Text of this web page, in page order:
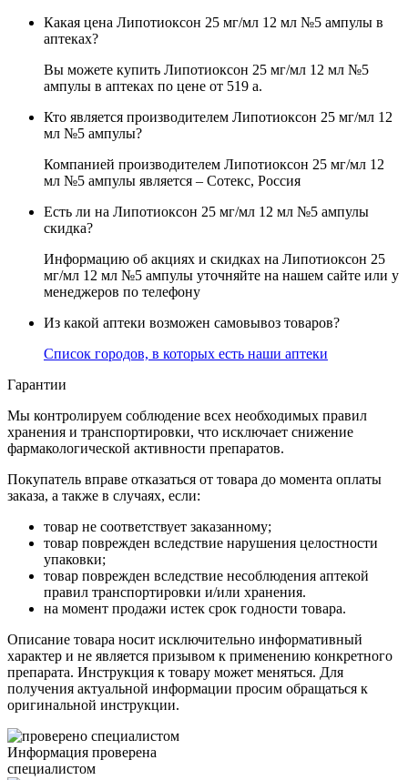
Какая цена Липотиоксон 25 мг/мл 12 мл №5 ампулы в
аптеках?
Вы можете купить Липотиоксон 25 мг/мл 12 мл №5
ампулы в аптеках по цене от 519 a.
Кто является производителем Липотиоксон 25 мг/мл 12
мл №5 ампулы?
Компанией производителем Липотиоксон 25 мг/мл 12
мл №5 ампулы является – Сотекс, Россия
Есть ли на Липотиоксон 25 мг/мл 12 мл №5 ампулы
скидка?
Информацию об акциях и скидках на Липотиоксон 25
мг/мл 12 мл №5 ампулы уточняйте на нашем сайте или у
менеджеров по телефону
Из какой аптеки возможен самовывоз товаров?
Список городов, в которых есть наши аптеки
Гарантии
Мы контролируем соблюдение всех необходимых правил
хранения и транспортировки, что исключает снижение
фармакологической активности препаратов.
Покупатель вправе отказаться от товара до момента оплаты
заказа, а также в случаях, если:
товар не соответствует заказанному;
товар поврежден вследствие нарушения целостности
упаковки;
товар поврежден вследствие несоблюдения аптекой
правил транспортировки и/или хранения.
на момент продажи истек срок годности товара.
Описание товара носит исключительно информативный
характер и не является призывом к применению конкретного
препарата. Инструкция к товару может меняться. Для
получения актуальной информации просим обращаться к
оригинальной инструкции.
Информация проверена
специалистом